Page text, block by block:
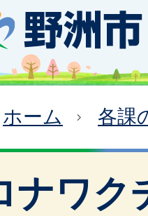
ホーム 各課
ナワク